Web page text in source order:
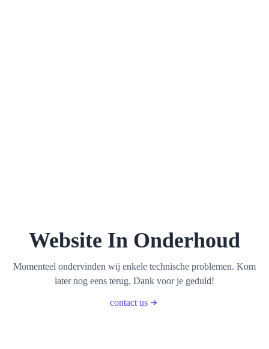
Website In Onderhoud
Momenteel ondervinden wij enkele technische problemen. Kom
later nog eens terug. Dank voor je geduld!
contact us